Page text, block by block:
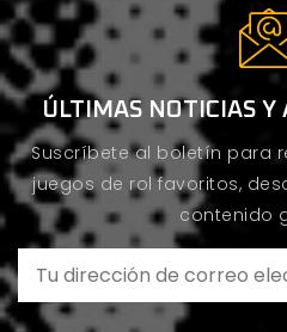
ÚLTIMAS NOTICIAS Y
Suscríbete al boletín para
juegos de rol favoritos,
contenido